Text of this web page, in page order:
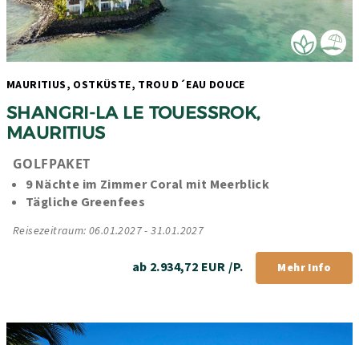
SHANGRI-LA LE TOUESSROK,
MAURITIUS
GOLFPAKET
9 Nächte im Zimmer Coral mit Meerblick
Tägliche Greenfees
Reisezeitraum: 06.01.2027 - 31.01.2027
ab 2.934,72 EUR /P. Mehr Info